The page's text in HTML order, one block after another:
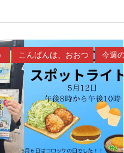
こんばんは、おおつ 今週